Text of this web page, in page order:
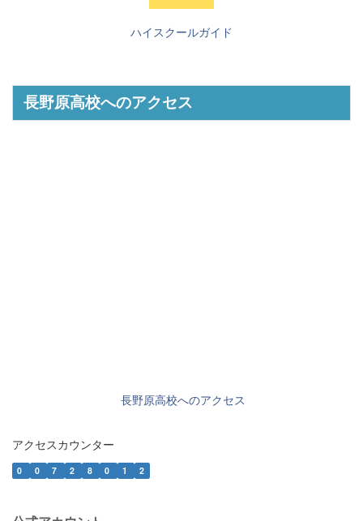
ハイスクールガイド
長野原高校へのアクセス
長野原高校へのアクセス
アクセスカウンター
0 0 7 2 8 0 1 2